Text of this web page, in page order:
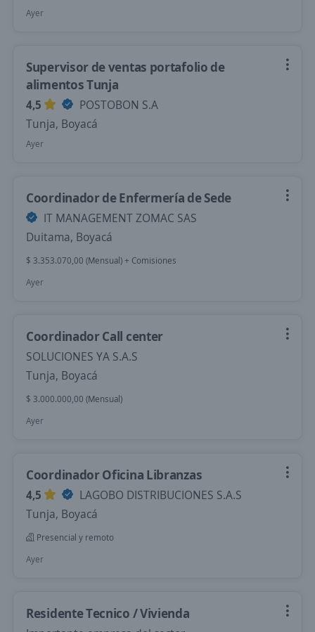
Ayer
Supervisor de ventas portafolio de
alimentos Tunja
4,5
POSTOBON S.A
Tunja, Boyacá
Ayer
Coordinador de Enfermería de Sede
IT MANAGEMENT ZOMAC SAS
Duitama, Boyacá
$ 3.353.070,00 (Mensual) + Comisiones
Ayer
Coordinador Call center
SOLUCIONES YA S.A.S
Tunja, Boyacá
$ 3.000.000,00 (Mensual)
Ayer
Coordinador Oficina Libranzas
4,5
LAGOBO DISTRIBUCIONES S.A.S
Tunja, Boyacá
Presencial y remoto
Ayer
Residente Tecnico / Vivienda